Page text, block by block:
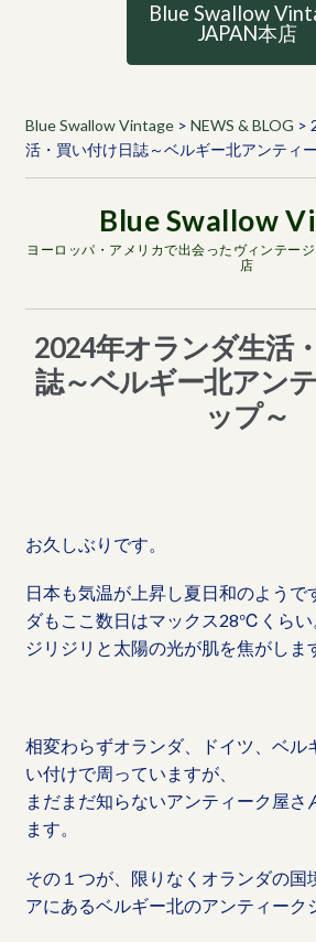
Blue Swallow
JAPAN本店
Blue Swallow Vintage> NEWS & BLOG >
活・買い付け日誌～ベルギー北アンティ
ヨーロッパ・アメリカで出会ったヴィンテー
店
2024年オランダ生活
誌～ベルギー北アン
ップ～
お久しぶりです。
日本も気温が上昇し夏日和のようで
ダもここ数日はマックス28℃くらい
ジリジリと太陽の光が肌を焦がしま
相変わらずオランダ、ドイツ、ベル
い付けで周っていますが、
まだまだ知らないアンティーク屋さ
ます。
その１つが、限りなくオランダの国
アにあるベルギー北のアンティーク